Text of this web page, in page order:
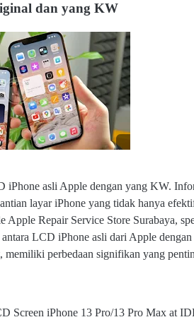
dan yang KW
ne
ri
gi
na
da
W
iPhone asli Apple dengan yang KW.
layar iPhone yang tidak hanya
Repair Service Store Surabaya,
LCD iPhone asli dari Apple
perbedaan signifikan yang
Screen iPhone 13 Pro/13 Pro Max at